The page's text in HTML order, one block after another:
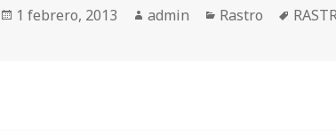
Publicado
1 febrero, 2013 Autor
admin Categorías
Rastro